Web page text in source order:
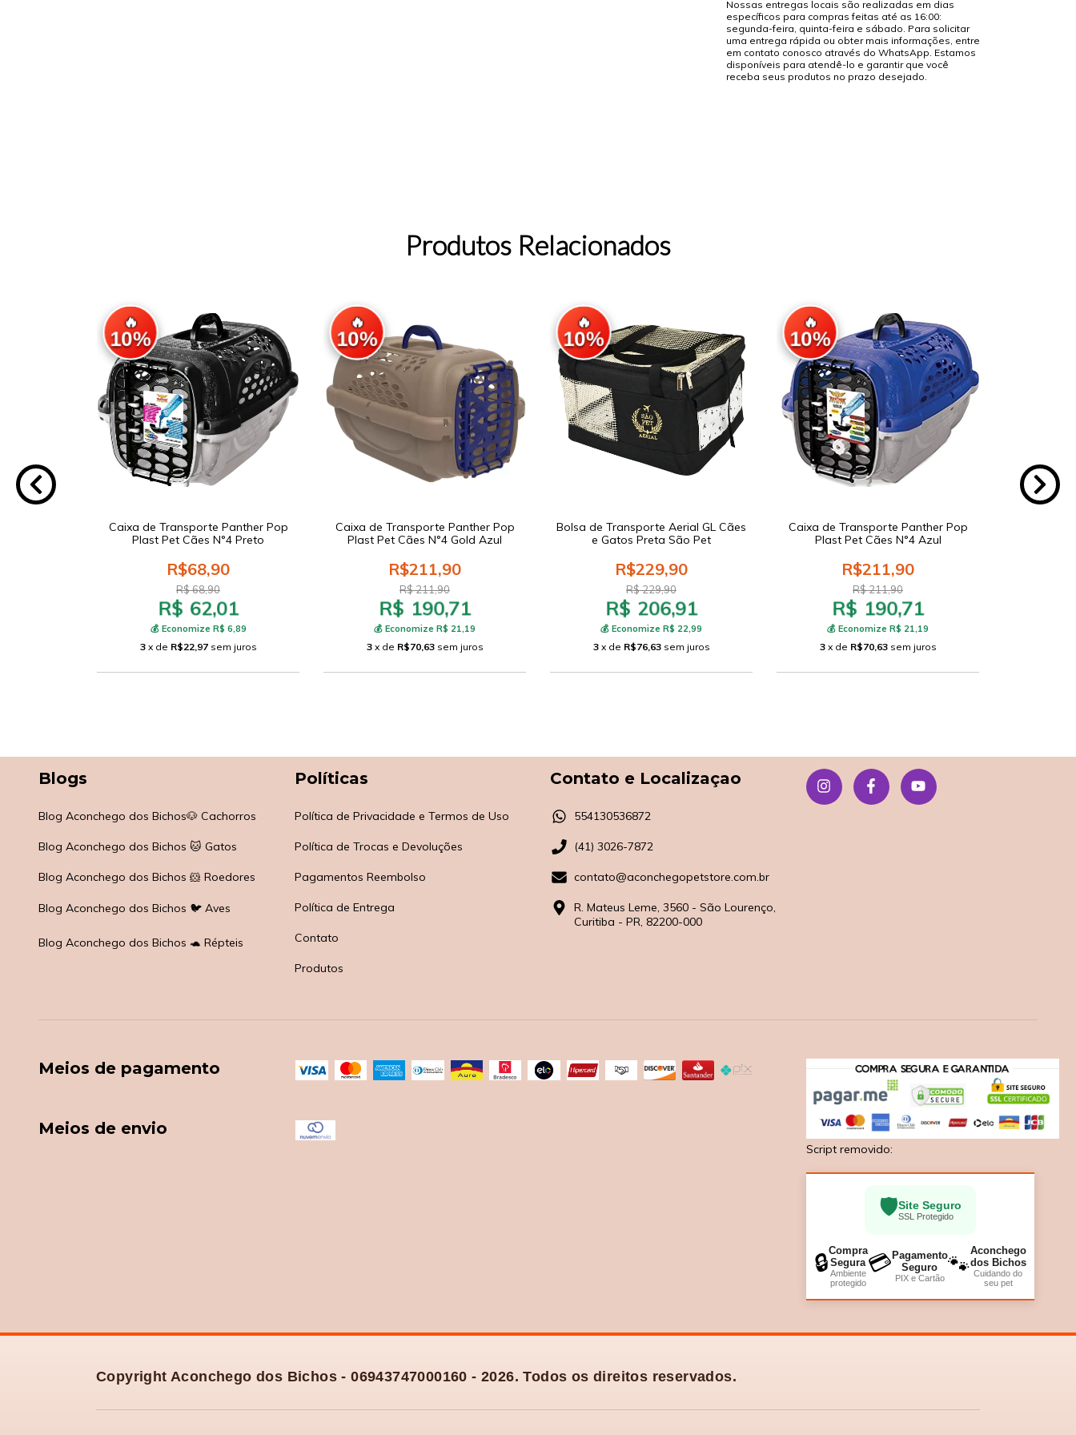
Nossas entregas locais são realizadas em dias
específicos para compras feitas até as 16:00:
segunda-feira, quinta-feira e sábado. Para solicitar
uma entrega rápida ou obter mais informações, entre
em contato conosco através do WhatsApp. Estamos
disponíveis para atendê-lo e garantir que você
receba seus produtos no prazo desejado.
Produtos Relacionados
🔥
10%
Caixa de Transporte Panther Pop
Plast Pet Cães N°4 Preto
R$68,90
R$ 68,90
R$ 62,01
💰 Economize R$ 6,89
3 x de R$22,97 sem juros
🔥
10%
Caixa de Transporte Panther Pop
Plast Pet Cães N°4 Gold Azul
R$211,90
R$ 211,90
R$ 190,71
💰 Economize R$ 21,19
3 x de R$70,63 sem juros
🔥
10%
Bolsa de Transporte Aerial GL Cães
e Gatos Preta São Pet
R$229,90
R$ 229,90
R$ 206,91
💰 Economize R$ 22,99
3 x de R$76,63 sem juros
🔥
10%
Caixa de Transporte Panther Pop
Plast Pet Cães N°4 Azul
R$211,90
R$ 211,90
R$ 190,71
💰 Economize R$ 21,19
3 x de R$70,63 sem juros
Blogs
Blog Aconchego dos Bichos🐶 Cachorros
Blog Aconchego dos Bichos 🐱 Gatos
Blog Aconchego dos Bichos 🐹 Roedores
Blog Aconchego dos Bichos 🐦 Aves
Blog Aconchego dos Bichos 🐢 Répteis
Políticas
Política de Privacidade e Termos de Uso
Política de Trocas e Devoluções
Pagamentos Reembolso
Política de Entrega
Contato
Produtos
Contato e Localizaçao
554130536872
(41) 3026-7872
contato@aconchegopetstore.com.br
R. Mateus Leme, 3560 - São Lourenço,
Curitiba - PR, 82200-000
Meios de pagamento
Meios de envio
Script removido:
🛡️Site Seguro
SSL Protegido
🔒
Compra
Segura
Ambiente
protegido
💳 Pagamento
Seguro
PIX e Cartão 🐾
Aconchego
dos Bichos
Cuidando do
seu pet
Copyright Aconchego dos Bichos - 06943747000160 - 2026. Todos os direitos reservados.